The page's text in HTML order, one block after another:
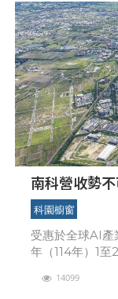
南科營收勢
逼近兆元，再
科園櫥窗
受惠於全球AI產
年（114年）1
貿易情勢日趨
14099